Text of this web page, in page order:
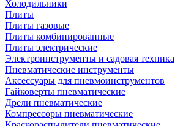
Холодильники
Плиты
Плиты газовые
Плиты комбинированные
Плиты электрические
Электроинструменты и садовая техника
Пневматические инструменты
Аксессуары для пневмоинструментов
Гайковерты пневматические
Дрели пневматические
Компрессоры пневматические